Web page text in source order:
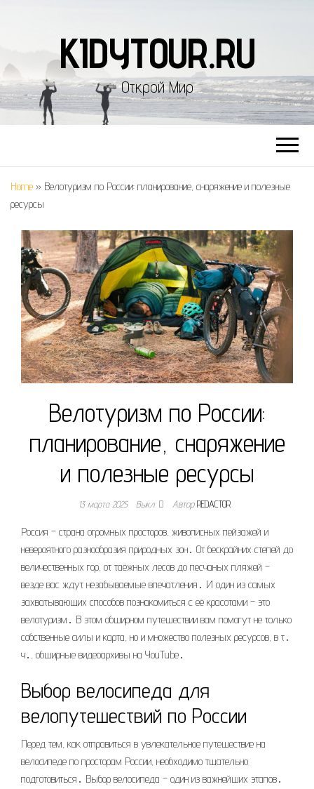
KIDYTOUR.RU
Открой Мир
Home » Велотуризм по России: планирование, снаряжение и полезные
ресурсы
Велотуризм по России:
планирование, снаряжение
и полезные ресурсы
13 марта 2025 Выкл. АвторREDACTOR
Россия – страна огромных просторов, живописных пейзажей и
невероятного разнообразия природных зон․ От бескрайних степей до
величественных гор, от таёжных лесов до песчаных пляжей –
везде вас ждут незабываемые впечатления․ И один из самых
захватывающих способов познакомиться с её красотами – это
велотуризм․ В этом обширном путешествии вам помогут не только
собственные силы и карта, но и множество полезных ресурсов, в т․
ч․, обширные видеоархивы на YouTube․
Выбор велосипеда для
велопутешествий по России
Перед тем, как отправиться в увлекательное путешествие на
велосипеде по просторам России, необходимо тщательно
подготовиться․ Выбор велосипеда – один из важнейших этапов․